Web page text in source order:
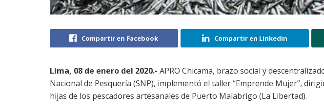
Compartir en Facebook Compartir en Linkedin
Lima, 08 de enero del 2020.- APRO Chicama, brazo social y
Nacional de Pesquería (SNP), implementó el taller “Emprende Mujer”,
hijas de los pescadores artesanales de Puerto Malabrigo (La Libertad).